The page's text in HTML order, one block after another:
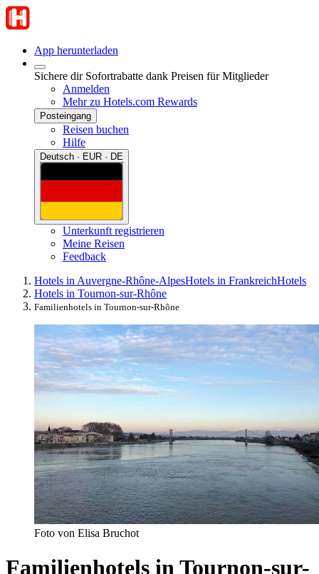
App herunterladen
Sichere dir Sofortrabatte dank Preisen für Mitglieder
Anmelden
Mehr zu Hotels.com Rewards
Posteingang
Reisen buchen
Hilfe
Deutsch · EUR · DE
Unterkunft registrieren
Meine Reisen
Feedback
Hotels in Auvergne-Rhône-AlpesHotels in FrankreichHotels
Hotels in Tournon-sur-Rhône
Familienhotels in Tournon-sur-Rhône
Foto von Elisa Bruchot
Familienhotels in Tournon-sur-